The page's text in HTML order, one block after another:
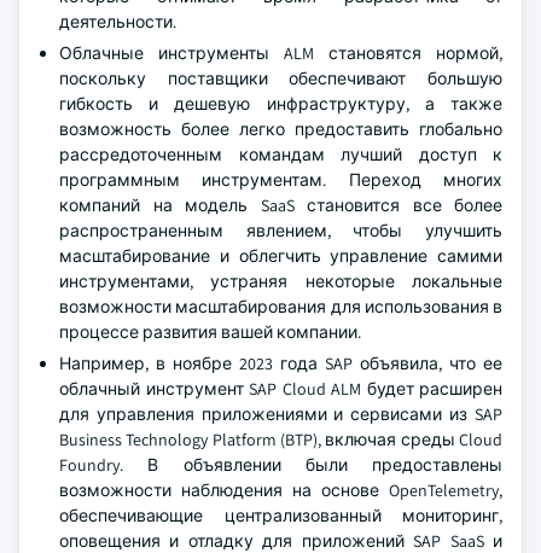
деятельности.
Облачные инструменты ALM становятся нормой,
поскольку поставщики обеспечивают большую
гибкость и дешевую инфраструктуру, а также
возможность более легко предоставить глобально
рассредоточенным командам лучший доступ к
программным инструментам. Переход многих
компаний на модель SaaS становится все более
распространенным явлением, чтобы улучшить
масштабирование и облегчить управление самими
инструментами, устраняя некоторые локальные
возможности масштабирования для использования в
процессе развития вашей компании.
Например, в ноябре 2023 года SAP объявила, что ее
облачный инструмент SAP Cloud ALM будет расширен
для управления приложениями и сервисами из SAP
Business Technology Platform (BTP), включая среды Cloud
Foundry. В объявлении были предоставлены
возможности наблюдения на основе OpenTelemetry,
обеспечивающие централизованный мониторинг,
оповещения и отладку для приложений SAP SaaS и